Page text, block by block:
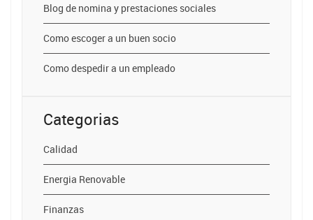
Blog de nomina y prestaciones sociales
Como escoger a un buen socio
Como despedir a un empleado
Categorias
Calidad
Energia Renovable
Finanzas